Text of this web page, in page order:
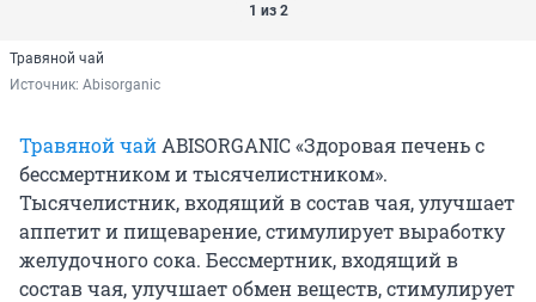
1 из 2
Травяной чай
Источник: Abisorganic
Травяной чай ABISORGANIC «Здоровая печень с
бессмертником и тысячелистником».
Тысячелистник, входящий в состав чая, улучшает
аппетит и пищеварение, стимулирует выработку
желудочного сока. Бессмертник, входящий в
состав чая, улучшает обмен веществ, стимулирует